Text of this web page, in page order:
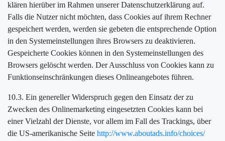
klären hierüber im Rahmen unserer Datenschutzerklärung auf.
Falls die Nutzer nicht möchten, dass Cookies auf ihrem Rechner
gespeichert werden, werden sie gebeten die entsprechende Option
in den Systemeinstellungen ihres Browsers zu deaktivieren.
Gespeicherte Cookies können in den Systemeinstellungen des
Browsers gelöscht werden. Der Ausschluss von Cookies kann zu
Funktionseinschränkungen dieses Onlineangebotes führen.
10.3. Ein genereller Widerspruch gegen den Einsatz der zu
Zwecken des Onlinemarketing eingesetzten Cookies kann bei
einer Vielzahl der Dienste, vor allem im Fall des Trackings, über
die US-amerikanische Seite http://www.aboutads.info/choices/